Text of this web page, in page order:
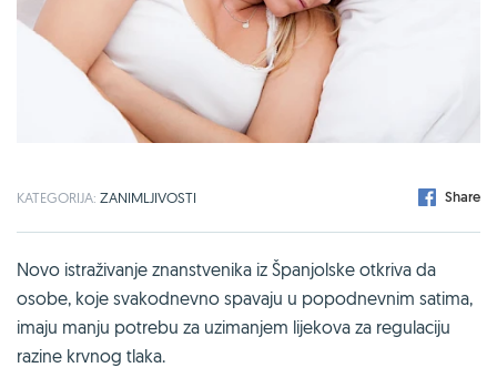
KATEGORIJA: ZANIMLJIVOSTI Share
Novo istraživanje znanstvenika iz Španjolske otkriva da
osobe, koje svakodnevno spavaju u popodnevnim satima,
imaju manju potrebu za uzimanjem lijekova za regulaciju
razine krvnog tlaka.